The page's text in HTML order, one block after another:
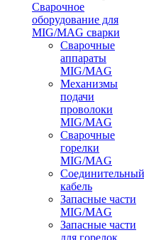
Сварочное
оборудование для
MIG/MAG сварки
Сварочные
аппараты
MIG/MAG
Механизмы
подачи
проволоки
MIG/MAG
Сварочные
горелки
MIG/MAG
Соединительный
кабель
Запасные части
MIG/MAG
Запасные части
для горелок